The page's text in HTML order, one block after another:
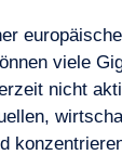
viele
nicht